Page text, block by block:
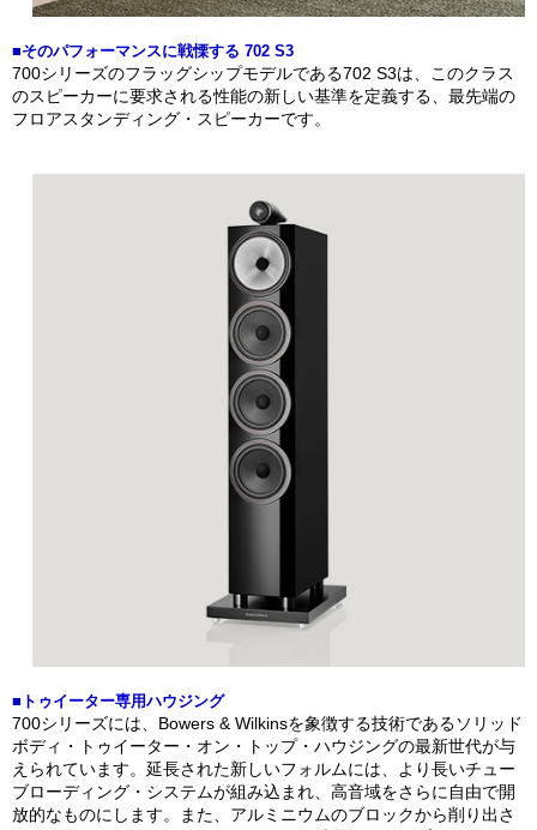
■そのパフォーマンスに戦慄する 702 S3
700シリーズのフラッグシップモデルである702 S3は、このクラス
のスピーカーに要求される性能の新しい基準を定義する、最先端の
フロアスタンディング・スピーカーです。
■トゥイーター専用ハウジング
700シリーズには、Bowers & Wilkinsを象徴する技術であるソリッド
ボディ・トゥイーター・オン・トップ・ハウジングの最新世代が与
えられています。延長された新しいフォルムには、より長いチュー
ブローディング・システムが組み込まれ、高音域をさらに自由で開
放的なものにします。また、アルミニウムのブロックから削り出さ